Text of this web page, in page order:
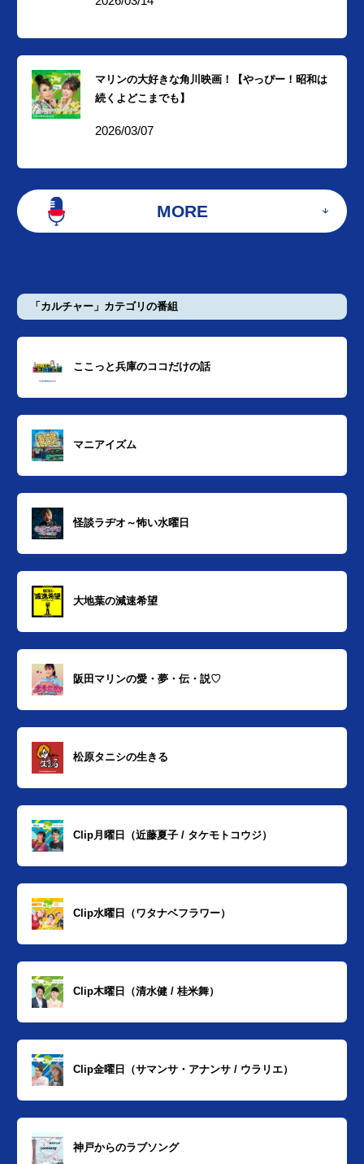
マリンの大好きな角川映画！【やっぴー！昭和は
続くよどこまでも】
2026/03/07
MORE
「カルチャー」カテゴリの番組
ここっと兵庫のココだけの話
マニアイズム
怪談ラヂオ～怖い水曜日
大地葉の減速希望
阪田マリンの愛・夢・伝・説♡
松原タニシの生きる
Clip月曜日（近藤夏子 / タケモトコウジ）
Clip水曜日（ワタナベフラワー）
Clip木曜日（清水健 / 桂米舞）
Clip金曜日（サマンサ・アナンサ / ウラリエ）
神戸からのラブソング